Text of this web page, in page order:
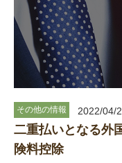
その他の情報 2022/04/
二重払いとなる外
険料控除